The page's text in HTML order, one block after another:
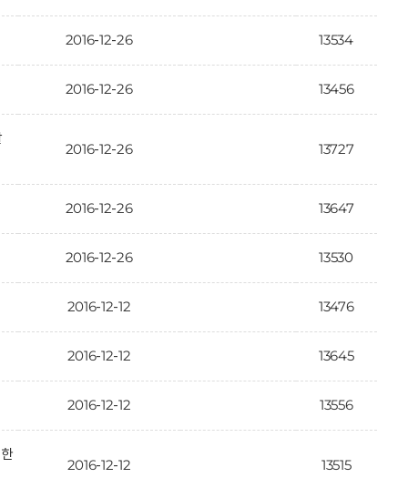
2016-12-26 13534
2016-12-26 13456
2016-12-26 13727
2016-12-26 13647
2016-12-26 13530
2016-12-12 13476
2016-12-12 13645
2016-12-12 13556
2016-12-12 13515